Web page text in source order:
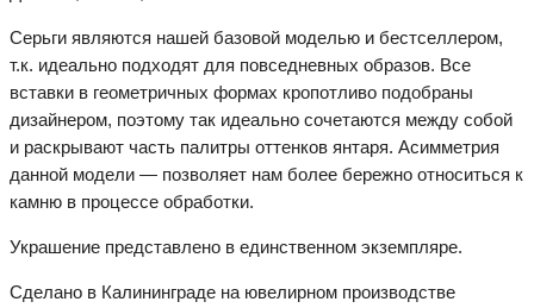
Серьги являются нашей базовой моделью и бестселлером,
т.к. идеально подходят для повседневных образов. Все
вставки в геометричных формах кропотливо подобраны
дизайнером, поэтому так идеально сочетаются между собой
и раскрывают часть палитры оттенков янтаря. Асимметрия
данной модели — позволяет нам более бережно относиться к
камню в процессе обработки.
Украшение представлено в единственном экземпляре.
Сделано в Калининграде на ювелирном производстве